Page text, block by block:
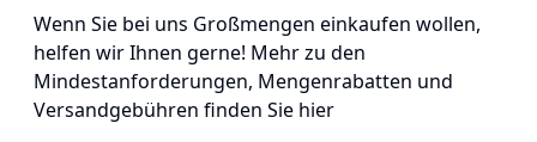
Wenn Sie bei uns Großmengen einkaufen wollen,
helfen wir Ihnen gerne! Mehr zu den
Mindestanforderungen, Mengenrabatten und
Versandgebühren finden Sie hier